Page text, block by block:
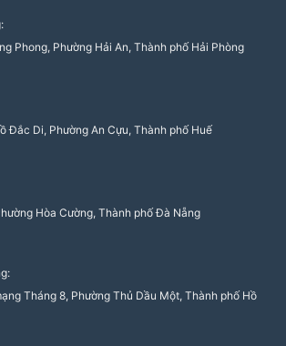
Phong, Phường Hải An, Thành phố Hải Phòng
Đắc Di, Phường An Cựu, Thành phố Huế
Hòa Cường, Thành phố Đà Nẵng
Tháng 8, Phường Thủ Dầu Một, Thành phố Hồ